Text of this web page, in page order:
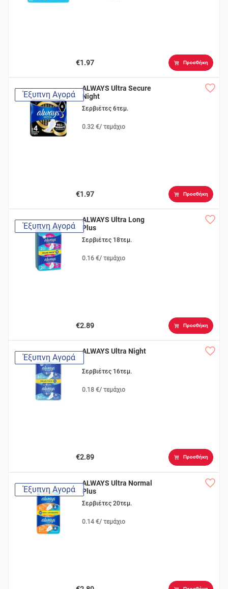
€1.97 Προσθήκη
Έξυπνη Αγορά
ALWAYS Ultra Secure
Night
Σερβιέτες 6τεμ.
0.32 €/ τεμάχιο
€1.97 Προσθήκη
Έξυπνη Αγορά
ALWAYS Ultra Long
Plus
Σερβιέτες 18τεμ.
0.16 €/ τεμάχιο
€2.89 Προσθήκη
Έξυπνη Αγορά
ALWAYS Ultra Night
Σερβιέτες 16τεμ.
0.18 €/ τεμάχιο
€2.89 Προσθήκη
Έξυπνη Αγορά
ALWAYS Ultra Normal
Plus
Σερβιέτες 20τεμ.
0.14 €/ τεμάχιο